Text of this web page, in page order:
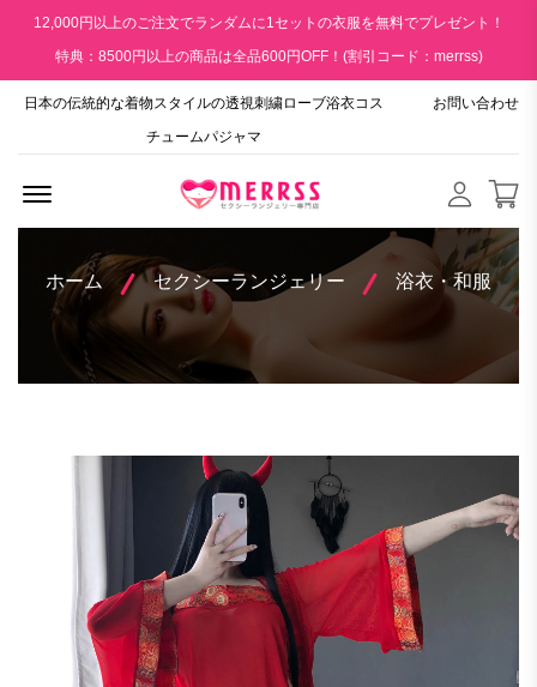
12,000円以上のご注文でランダムに1セットの衣服を無料でプレゼント！
特典：8500円以上の商品は全品600円OFF！(割引コード：merrss)
日本の伝統的な着物スタイルの透視刺繍ローブ浴衣コス
チュームパジャマ
お問い合わせ
ホーム セクシーランジェリー 浴衣・和服